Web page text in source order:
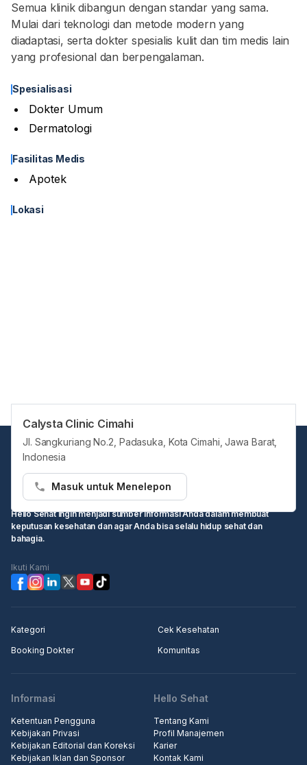
Semua klinik dibangun dengan standar yang sama.
Mulai dari teknologi dan metode modern yang
diadaptasi, serta dokter spesialis kulit dan tim medis lain
yang profesional dan berpengalaman.
Spesialisasi
Dokter Umum
Dermatologi
Fasilitas Medis
Apotek
Lokasi
Calysta Clinic Cimahi
Jl. Sangkuriang No.2, Padasuka, Kota Cimahi, Jawa Barat,
Indonesia
Masuk untuk Menelepon
Hello Sehat ingin menjadi sumber informasi Anda dalam membuat
keputusan kesehatan dan agar Anda bisa selalu hidup sehat dan
bahagia.
Ikuti Kami
Kategori
Cek Kesehatan
Booking Dokter
Komunitas
Informasi
Ketentuan Pengguna
Kebijakan Privasi
Kebijakan Editorial dan Koreksi
Kebijakan Iklan dan Sponsor
Hello Sehat
Tentang Kami
Profil Manajemen
Karier
Kontak Kami